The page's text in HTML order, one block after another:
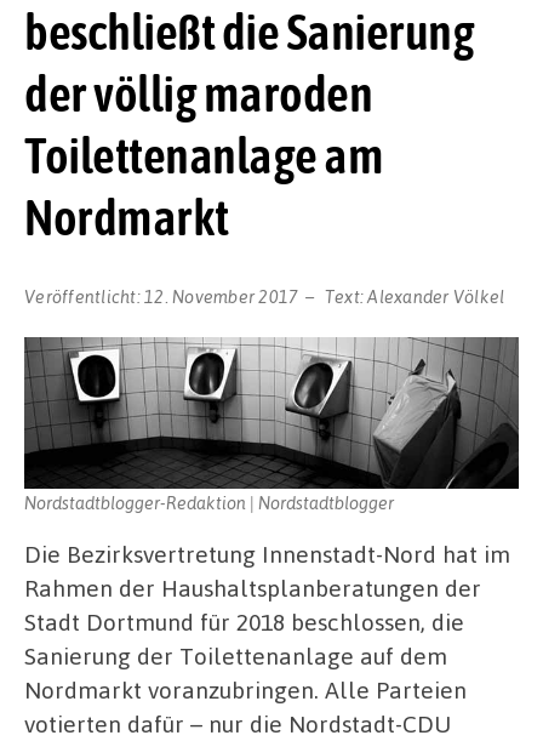
beschließt die Sanierung
der völlig maroden
Toilettenanlage am
Nordmarkt
Veröffentlicht: 12. November 2017 Text:Alexander Völkel
Nordstadtblogger-Redaktion | Nordstadtblogger
Die Bezirksvertretung Innenstadt-Nord hat im
Rahmen der Haushaltsplanberatungen der
Stadt Dortmund für 2018 beschlossen, die
Sanierung der Toilettenanlage auf dem
Nordmarkt voranzubringen. Alle Parteien
votierten dafür – nur die Nordstadt-CDU